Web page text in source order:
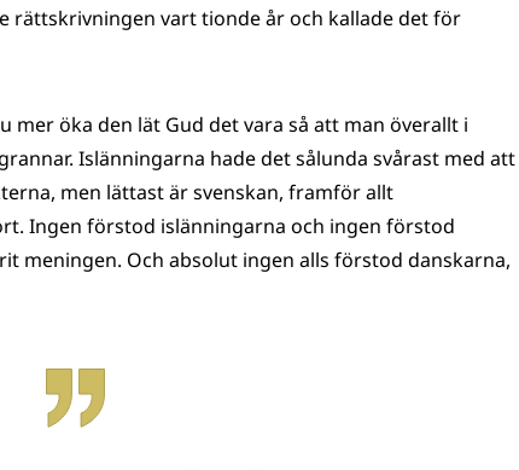
vart tionde år och kallade det för
öka den lät Gud det vara så att man överallt i
Islänningarna hade det sålunda svårast med att
men lättast är svenskan, framför allt
Ingen förstod islänningarna och ingen förstod
meningen. Och absolut ingen alls förstod danskarna,